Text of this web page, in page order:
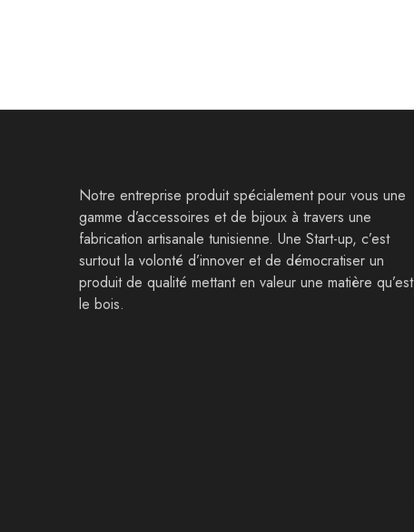
Notre entreprise produit spécialement pour vous une
gamme d’accessoires et de bijoux à travers une
fabrication artisanale tunisienne. Une Start-up, c’est
surtout la volonté d’innover et de démocratiser un
produit de qualité mettant en valeur une matière qu’est
le bois.